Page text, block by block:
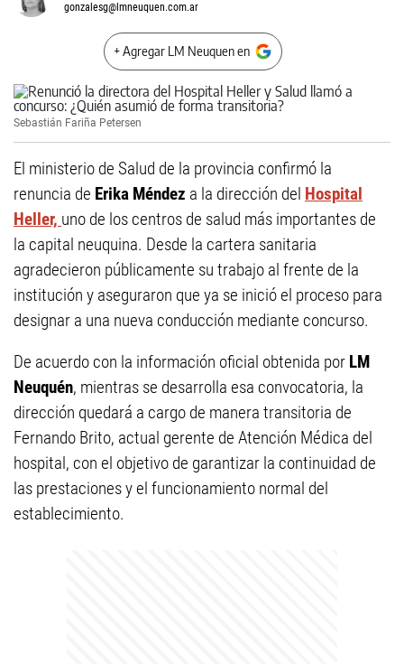
gonzalesg@lmneuquen.com.ar
+ Agregar LM Neuquen en
Sebastián Fariña Petersen
El ministerio de Salud de la provincia confirmó la
renuncia de Erika Méndez a la dirección del Hospital
Heller, uno de los centros de salud más importantes de
la capital neuquina. Desde la cartera sanitaria
agradecieron públicamente su trabajo al frente de la
institución y aseguraron que ya se inició el proceso para
designar a una nueva conducción mediante concurso.
De acuerdo con la información oficial obtenida por LM
Neuquén, mientras se desarrolla esa convocatoria, la
dirección quedará a cargo de manera transitoria de
Fernando Brito, actual gerente de Atención Médica del
hospital, con el objetivo de garantizar la continuidad de
las prestaciones y el funcionamiento normal del
establecimiento.